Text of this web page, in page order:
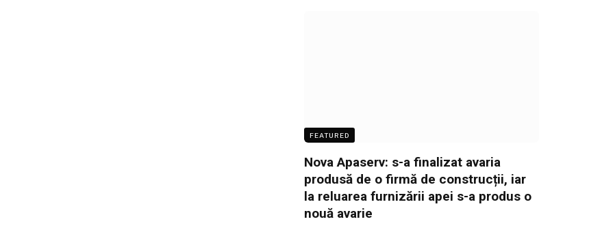
FEATURED
Nova Apaserv: s-a finalizat avaria
produsă de o firmă de construcții, iar
la reluarea furnizării apei s-a produs o
nouă avarie